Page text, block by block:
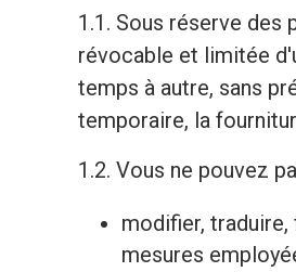
1.1. Sous réserve des
révocable et limitée
temps à autre, sans
temporaire, la
1.2. Vous ne pouvez
modifier,
mesures